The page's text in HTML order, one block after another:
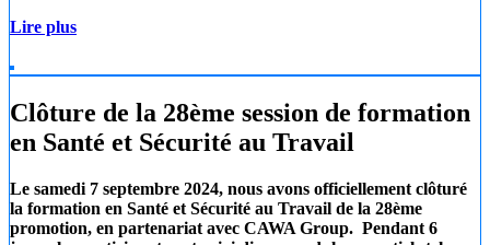
Lire plus
Clôture de la 28ème session de formation
en Santé et Sécurité au Travail
Le samedi 7 septembre 2024, nous avons officiellement clôturé
la formation en Santé et Sécurité au Travail de la 28ème
promotion, en partenariat avec CAWA Group. Pendant 6